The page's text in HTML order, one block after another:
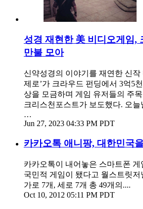
성경 재현한 美 비디오게임,
만불 모아
신약성경의 이야기를 재연한 신작
제로’가 크라우드 펀딩에서 3억5
상을 모금하며 게임 유저들의 주
크리스천포스트가 보도했다. 오
…
Jun 27, 2023 04:33 PM PDT
카카오톡 애니팡, 대한민국
카카오톡이 내어놓은 스마트폰 게
국민적 게임이 됐다고 월스트릿
가로 7개, 세로 7개 총 49개의....
Oct 10, 2012 05:11 PM PDT